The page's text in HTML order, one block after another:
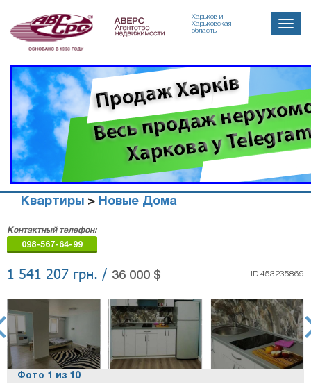
Харьков и
Харьковская
область
Toggle
Квартиры > Новые Дома
недвижимости
"Аверс"
Контактный телефон:
098-567-64-99
1 541 207 грн. / 36 000 $ ID 453235869
Фото 1 из 10